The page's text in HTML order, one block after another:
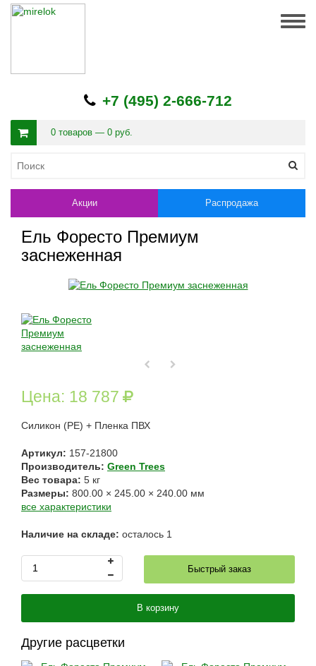
+7 (495) 2-666-712
0 товаров — 0 руб.
Акции Распродажа
Ель Форесто Премиум
заснеженная
Цена: 18 787
Силикон (РЕ) + Пленка ПВХ
Артикул: 157-21800
Производитель: Green Trees
Вес товара: 5 кг
Размеры: 800.00 × 245.00 × 240.00 мм
все характеристики
Наличие на складе: осталось 1
Быстрый заказ
В корзину
Другие расцветки